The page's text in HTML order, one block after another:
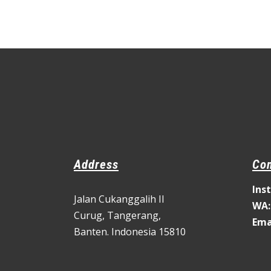
Address
Jalan Cukanggalih II
Curug, Tangerang,
Banten. Indonesia 15810
WA: